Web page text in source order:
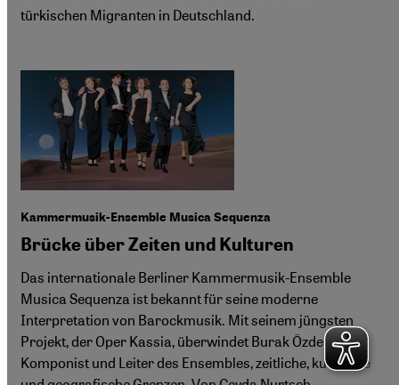
türkischen Migranten in Deutschland.
Kammermusik-Ensemble Musica Sequenza
Brücke über Zeiten und Kulturen
Das internationale Berliner Kammermusik-Ensemble
Musica Sequenza ist bekannt für seine moderne
Interpretation von Barockmusik. Mit seinem jüngsten
Projekt, der Oper Kassia, überwindet Burak Özdemir,
Komponist und Leiter des Ensembles, zeitliche, kulturelle